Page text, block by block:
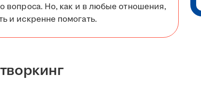
вопроса. Но, как и в любые отношения,
и искренне помогать.